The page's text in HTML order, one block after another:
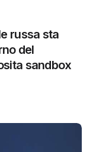
russa sta
del
sandbox